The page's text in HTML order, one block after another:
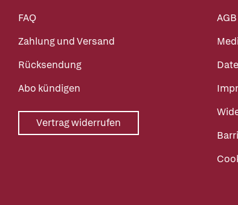
FAQ
Zahlung und Versand
Rücksendung
Abo kündigen
Vertrag widerrufen
AGB